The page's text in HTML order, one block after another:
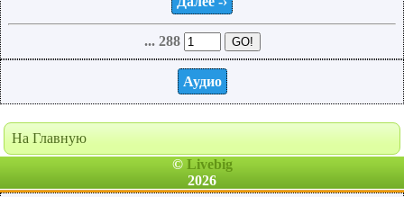
... 288
Аудио
На Главную
© Livebig
2026